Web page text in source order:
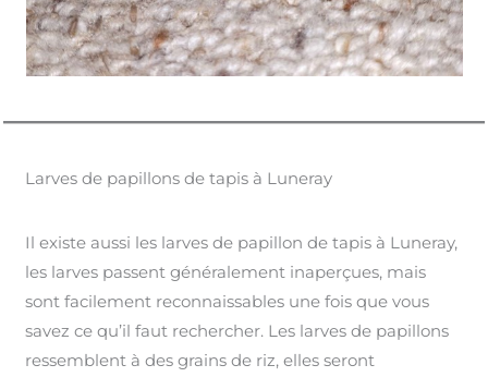
Larves de papillons de tapis à Luneray
Il existe aussi les larves de papillon de tapis à Luneray,
les larves passent généralement inaperçues, mais
sont facilement reconnaissables une fois que vous
savez ce qu’il faut rechercher. Les larves de papillons
ressemblent à des grains de riz, elles seront